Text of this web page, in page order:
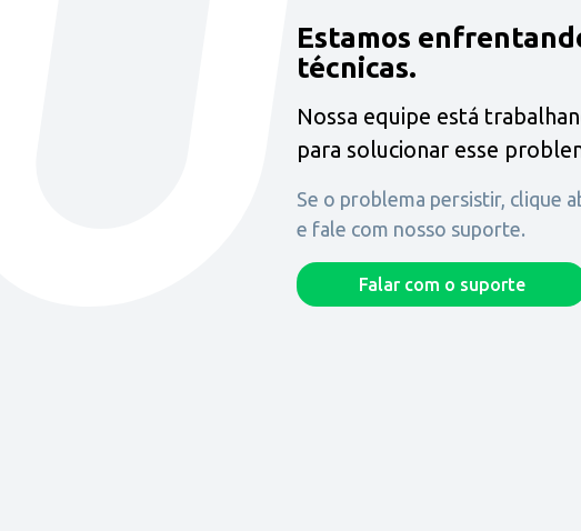
Estamos
técnicas.
Nossa equipe está
para solucionar esse
Se o problema persistir, clique
e fale com nosso suporte.
Falar com o suporte